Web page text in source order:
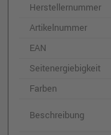
Herstellernummer
Artikelnummer
EAN
Seitenergiebigkeit
Farben
Beschreibung